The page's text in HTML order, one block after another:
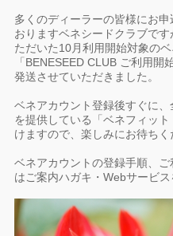
多くのディーラーの皆様にお
おりますベネシードクラブで
ただいた10月利用開始対象の
「BENESEED CLUB ご利用
発送させていただきました。
ベネアカウント登録後すぐに
を提供している「ベネフィッ
けますので、楽しみにお待ちく
ベネアカウントの登録手順、
はご案内ハガキ・Webサービス